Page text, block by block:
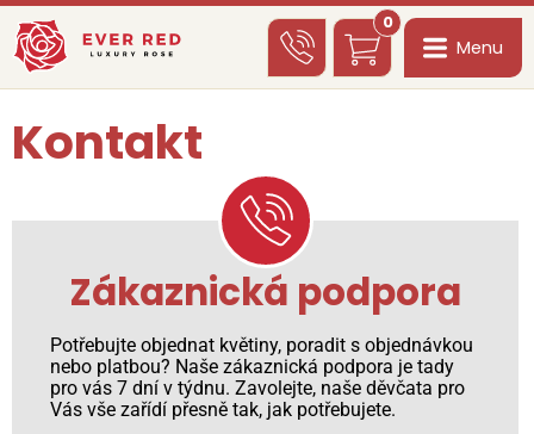
0
Menu
Kontakt
Zákaznická podpora
Potřebujte objednat květiny, poradit s objednávkou
nebo platbou? Naše zákaznická podpora je tady
pro vás 7 dní v týdnu. Zavolejte, naše děvčata pro
Vás vše zařídí přesně tak, jak potřebujete.